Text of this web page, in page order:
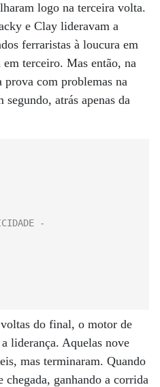
logo na terceira volta.
e Clay lideravam a
ferraristas à loucura em
terceiro. Mas então, na
com problemas na
segundo, atrás apenas da
do final, o motor de
liderança. Aquelas nove
mas terminaram. Quando
ganhando a corrida